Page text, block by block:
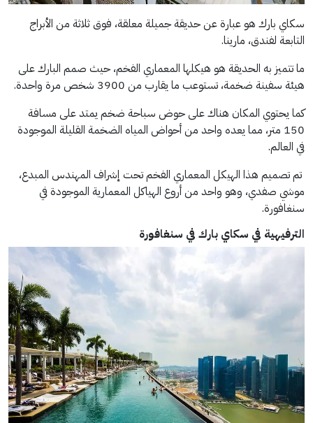
سكاي بارك هو عبارة عن حديقة جميلة معلقة، فوق ثلاثة من الأبراج
التابعة لفندق، مارينا.
ما تتميز به الحديقة هو هيكلها المعماري الفخم، حيث صمم البارك على
هيئة سفينة ضخمة، تستوعب ما يقارب من 3900 شخص مرة واحدة.
كما يحتوي المكان هناك على حوض سباحة ضخم يمتد على مسافة
150 متر، مما يعده واحد من أحواض المياه الضخمة القليلة الموجودة
في العالم.
تم تصميم هذا الهيكل المعماري الفخم تحت إشراف المهندس المبدع،
موشي صفدي، وهو واحد من أروع الهياكل المعمارية الموجودة في
سنغافورة.
الترفيهية في سكاي بارك في سنغافورة